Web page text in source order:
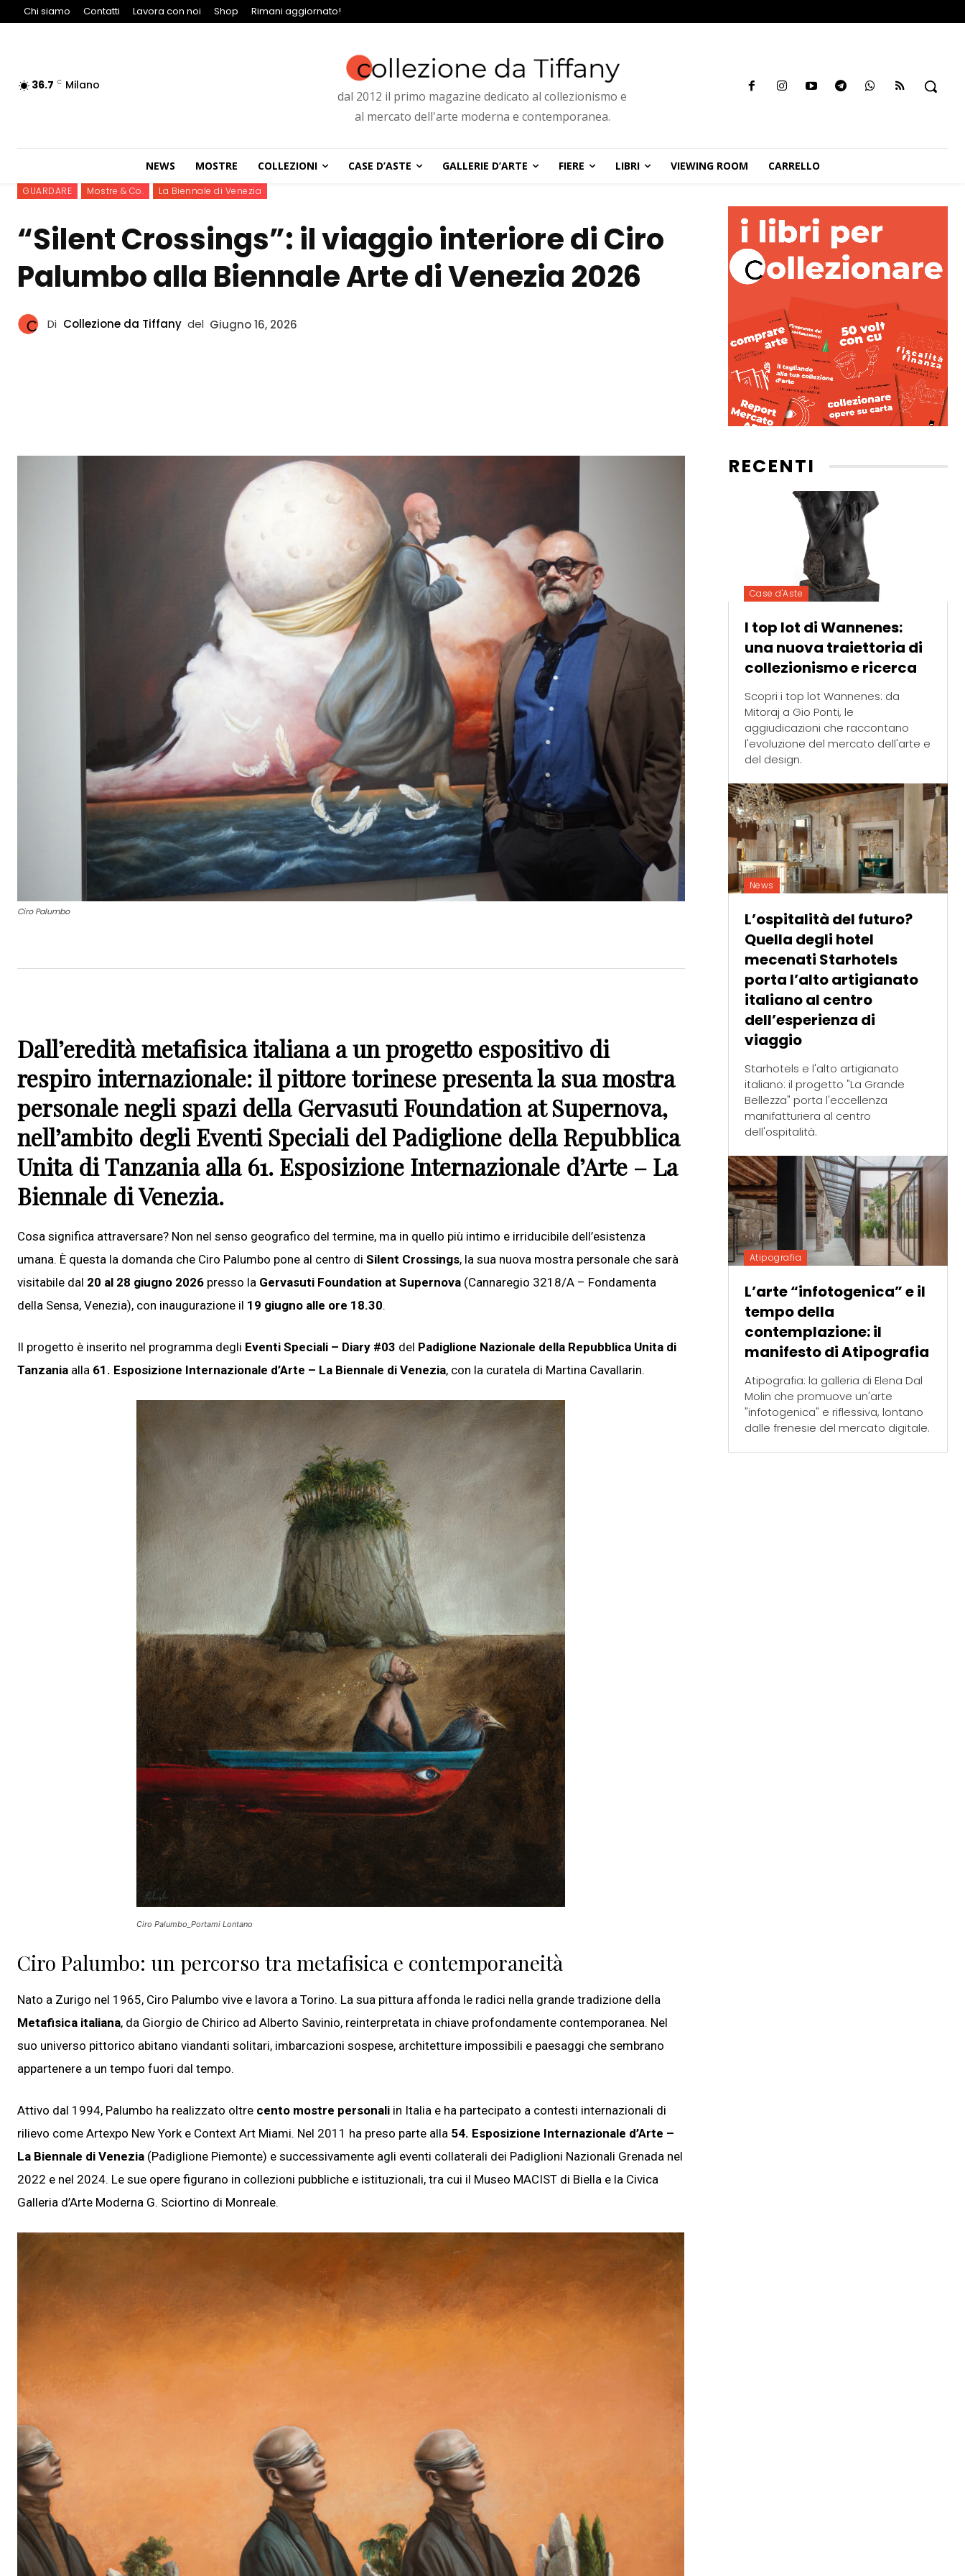
Chi siamo Contatti Lavora con noi Shop Rimani aggiornato!
36.7 C Milano
dal 2012 il primo magazine dedicato al collezionismo e
al mercato dell'arte moderna e contemporanea.
NEWS MOSTRE COLLEZIONI CASE D’ASTE GALLERIE D’ARTE FIERE LIBRI VIEWING ROOM CARRELLO
GUARDARE Mostre & Co. La Biennale di Venezia
“Silent Crossings”: il viaggio interiore di Ciro
Palumbo alla Biennale Arte di Venezia 2026
Di Collezione da Tiffany del Giugno 16, 2026
Ciro Palumbo
Dall’eredità metafisica italiana a un progetto espositivo di
respiro internazionale: il pittore torinese presenta la sua mostra
personale negli spazi della Gervasuti Foundation at Supernova,
nell’ambito degli Eventi Speciali del Padiglione della Repubblica
Unita di Tanzania alla 61. Esposizione Internazionale d’Arte – La
Biennale di Venezia.
Cosa significa attraversare? Non nel senso geografico del termine, ma in quello più intimo e irriducibile dell’esistenza
umana. È questa la domanda che Ciro Palumbo pone al centro di Silent Crossings, la sua nuova mostra personale che sarà
visitabile dal 20 al 28 giugno 2026 presso la Gervasuti Foundation at Supernova (Cannaregio 3218/A – Fondamenta
della Sensa, Venezia), con inaugurazione il 19 giugno alle ore 18.30.
Il progetto è inserito nel programma degli Eventi Speciali – Diary #03 del Padiglione Nazionale della Repubblica Unita di
Tanzania alla 61. Esposizione Internazionale d’Arte – La Biennale di Venezia, con la curatela di Martina Cavallarin.
Ciro Palumbo_Portami Lontano
Ciro Palumbo: un percorso tra metafisica e contemporaneità
Nato a Zurigo nel 1965, Ciro Palumbo vive e lavora a Torino. La sua pittura affonda le radici nella grande tradizione della
Metafisica italiana, da Giorgio de Chirico ad Alberto Savinio, reinterpretata in chiave profondamente contemporanea. Nel
suo universo pittorico abitano viandanti solitari, imbarcazioni sospese, architetture impossibili e paesaggi che sembrano
appartenere a un tempo fuori dal tempo.
Attivo dal 1994, Palumbo ha realizzato oltre cento mostre personali in Italia e ha partecipato a contesti internazionali di
rilievo come Artexpo New York e Context Art Miami. Nel 2011 ha preso parte alla 54. Esposizione Internazionale d’Arte –
La Biennale di Venezia (Padiglione Piemonte) e successivamente agli eventi collaterali dei Padiglioni Nazionali Grenada nel
2022 e nel 2024. Le sue opere figurano in collezioni pubbliche e istituzionali, tra cui il Museo MACIST di Biella e la Civica
Galleria d’Arte Moderna G. Sciortino di Monreale.
RECENTI
Case d'Aste
I top lot di Wannenes:
una nuova traiettoria di
collezionismo e ricerca
Scopri i top lot Wannenes: da
Mitoraj a Gio Ponti, le
aggiudicazioni che raccontano
l'evoluzione del mercato dell'arte e
del design.
News
L’ospitalità del futuro?
Quella degli hotel
mecenati Starhotels
porta l’alto artigianato
italiano al centro
dell’esperienza di
viaggio
Starhotels e l'alto artigianato
italiano: il progetto "La Grande
Bellezza" porta l'eccellenza
manifatturiera al centro
dell'ospitalità.
Atipografia
L’arte “infotogenica” e il
tempo della
contemplazione: il
manifesto di Atipografia
Atipografia: la galleria di Elena Dal
Molin che promuove un'arte
"infotogenica" e riflessiva, lontano
dalle frenesie del mercato digitale.